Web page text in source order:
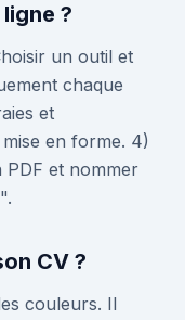
?
un outil et
chaque
et
en forme. 4)
PDF et nommer
CV ?
couleurs. Il